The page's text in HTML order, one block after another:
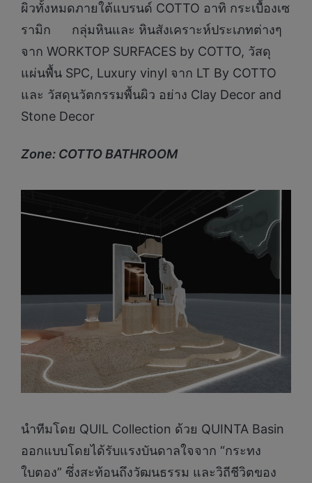
ผิวทั้งหมดภายใต้แบรนด์ COTTO อาทิ กระเบื้องเซ
รามิก กลุ่มหินและ หินสังเคราะห์ประเภทต่างๆ
จาก WORKTOP SURFACES by COTTO, วัสดุ
แผ่นพื้น SPC, Luxury vinyl จาก LT By COTTO
และ วัสดุนวัตกรรมพื้นผิว อย่าง Clay Decor and
Stone Decor
Zone: COTTO BATHROOM
นำทีมโดย QUIL Collection ด้วย QUINTA Basin
ออกแบบโดยได้รับแรงบันดาลใจจาก “กระทง
ใบตอง” ซึ่งสะท้อนถึงวัฒนธรรม และวิถีชีวิตของ